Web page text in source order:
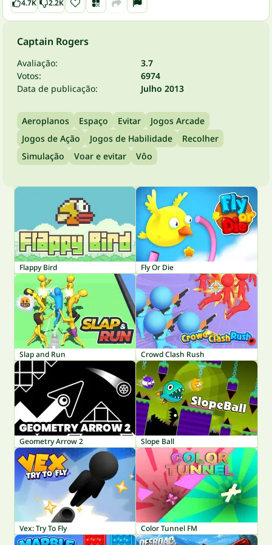
4.7K 2.2K
Captain Rogers
Avaliação:
3.7
Votos:
6974
Data de publicação:
Julho 2013
Aeroplanos Espaço Evitar
Jogos Arcade
Jogos de Ação
Jogos de Habilidade
Recolher
Simulação
Voar e evitar Vôo
Flappy Bird Fly Or Die
Slap and Run Crowd Clash Rush
Geometry Arrow 2 Slope Ball
Vex: Try To Fly Color Tunnel FM